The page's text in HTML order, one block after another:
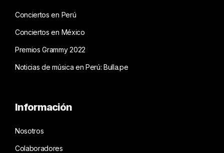
Conciertos en Perú
Conciertos en México
Premios Grammy 2022
Noticias de música en Perú: Bulla.pe
Información
Nosotros
Colaboradores